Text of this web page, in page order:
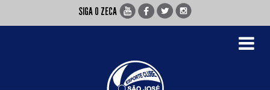
SIGA O ZECA
Toggle